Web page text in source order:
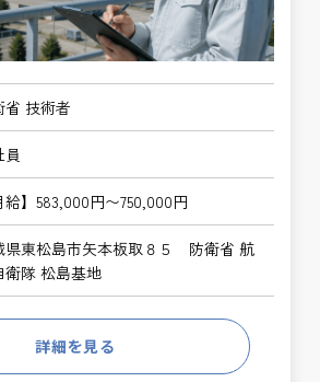
省 技術者
員
給】583,000円〜750,000円
県東松島市矢本板取８５ 防衛省 航
衛隊 松島基地
詳細を見る